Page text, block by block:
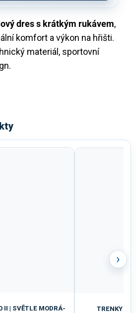
dres s krátkým rukávem,
komfort a výkon na hřišti.
materiál, sportovní
II | SVĚTLE MODRÁ-
TRENKY
›